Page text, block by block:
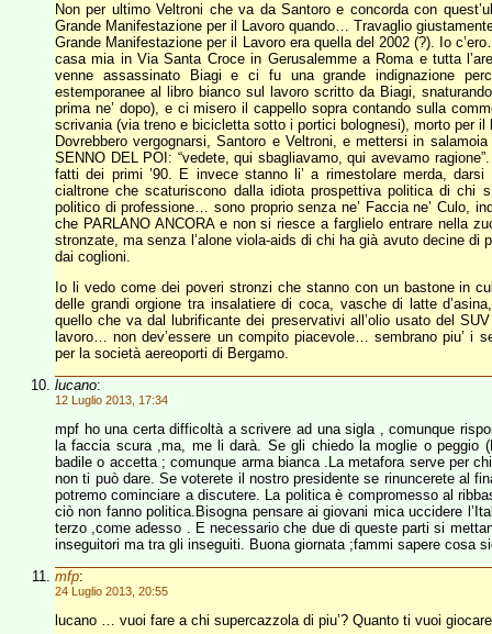
Non per ultimo Veltroni che va da Santoro e concorda con
Grande Manifestazione per il Lavoro quando… Travaglio
Grande Manifestazione per il Lavoro era quella del 2002 (?). Io
casa mia in Via Santa Croce in Gerusalemme a Roma e tutta
venne assassinato Biagi e ci fu una grande indignazione
estemporanee al libro bianco sul lavoro scritto da Biagi,
prima ne’ dopo), e ci misero il cappello sopra contando sulla
scrivania (via treno e bicicletta sotto i portici bolognesi), morto per il
Dovrebbero vergognarsi, Santoro e Veltroni, e mettersi in
SENNO DEL POI: “vedete, qui sbagliavamo, qui avevamo
fatti dei primi ’90. E invece stanno li’ a rimestolare merda,
cialtrone che scaturiscono dalla idiota prospettiva politica di chi
politico di professione… sono proprio senza ne’ Faccia ne’ Culo,
che PARLANO ANCORA e non si riesce a farglielo entrare nella
stronzate, ma senza l’alone viola-aids di chi ha già avuto decine
dai coglioni.
Io li vedo come dei poveri stronzi che stanno con un bastone in
delle grandi orgione tra insalatiere di coca, vasche di latte
quello che va dal lubrificante dei preservativi all’olio usato del
lavoro… non dev’essere un compito piacevole… sembrano piu’ i
per la società aereoporti di Bergamo.
lucano:
12 Luglio 2013, 17:34
mpf ho una certa difficoltà a scrivere ad una sigla , comunque
la faccia scura ,ma, me li darà. Se gli chiedo la moglie o peggio
badile o accetta ; comunque arma bianca .La metafora serve per
non ti può dare. Se voterete il nostro presidente se rinuncerete al
potremo cominciare a discutere. La politica è compromesso al
ciò non fanno politica.Bisogna pensare ai giovani mica uccidere
terzo ,come adesso . E necessario che due di queste parti si
inseguitori ma tra gli inseguiti. Buona giornata ;fammi sapere cosa
mfp:
24 Luglio 2013, 20:55
lucano … vuoi fare a chi supercazzola di piu’? Quanto ti vuoi